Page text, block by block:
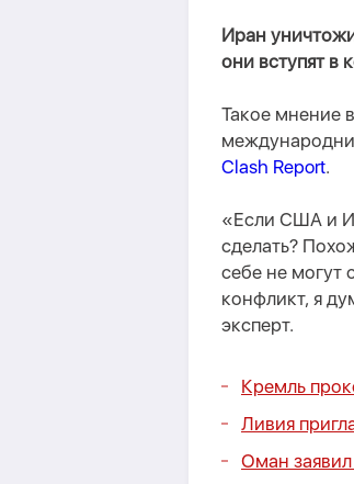
Иран
они вступят в
Такое мнение
Clash Report.
«Если США и
сделать?
себе не могут
конфликт, я
эксперт.
Кремль
Ливия
Оман